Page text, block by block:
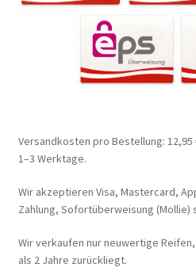
Versandkosten pro Bestellung:
1–3 Werktage.
Wir akzeptieren Visa, Mastercard,
Zahlung, Sofortüberweisung (Mollie)
Wir verkaufen nur neuwertige
als 2 Jahre zurückliegt.